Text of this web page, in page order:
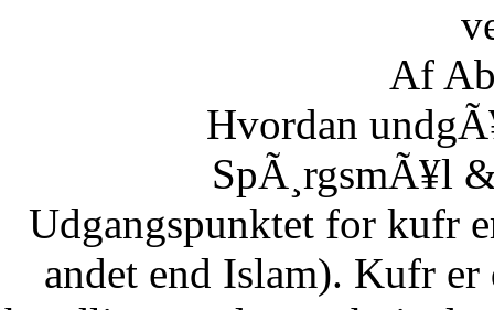
Af
Hvordan
SpÃ¸rgsmÃ¥l
Udgangspunktet for kufr
andet end Islam). Kufr